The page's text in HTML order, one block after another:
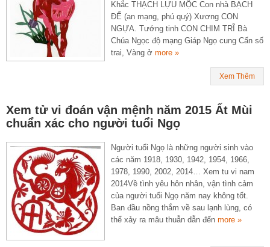
Khắc THẠCH LỰU MỘC Con nhà BẠCH
ĐẾ (an mạng, phú quý) Xương CON
NGỰA. Tướng tinh CON CHIM TRĨ Bà
Chúa Ngọc độ mạng Giáp Ngọ cung Cấn số
trai, Vàng ở more »
Xem Thêm
Xem tử vi đoán vận mệnh năm 2015 Ất Mùi
chuẩn xác cho người tuổi Ngọ
Người tuổi Ngọ là những người sinh vào
các năm 1918, 1930, 1942, 1954, 1966,
1978, 1990, 2002, 2014… Xem tu vi nam
2014Về tình yêu hôn nhân, vận tình cảm
của người tuổi Ngọ năm nay không tốt.
Ban đầu nồng thắm về sau lạnh lùng, có
thể xảy ra mâu thuẫn dẫn đến more »